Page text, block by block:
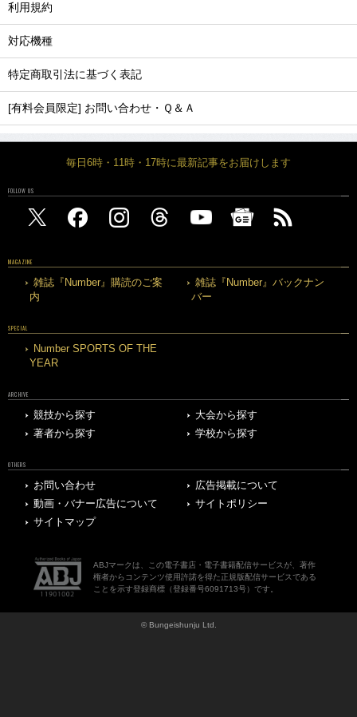
利用規約
対応機種
特定商取引法に基づく表記
[有料会員限定] お問い合わせ・Ｑ＆Ａ
毎日6時・11時・17時に最新記事をお届けします
FOLLOW US
MAGAZINE
雑誌『Number』購読のご案
内
雑誌『Number』バックナン
バー
SPECIAL
Number SPORTS OF THE
YEAR
ARCHIVE
競技から探す
大会から探す
著者から探す
学校から探す
OTHERS
お問い合わせ
広告掲載について
動画・バナー広告について
サイトポリシー
サイトマップ
ABJマークは、この電子書店・電子書籍配信サービスが、著作
権者からコンテンツ使用許諾を得た正規版配信サービスである
ことを示す登録商標（登録番号6091713号）です。
© Bungeishunju Ltd.